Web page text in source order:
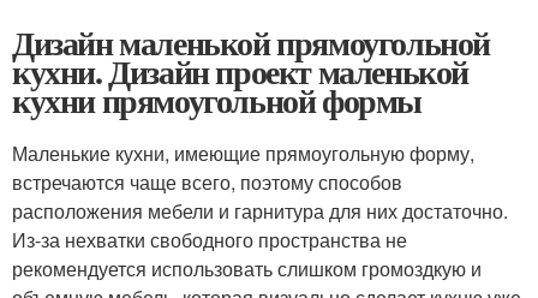
Дизайн маленькой прямоугольной
кухни. Дизайн проект маленькой
кухни прямоугольной формы
Маленькие кухни, имеющие прямоугольную форму,
встречаются чаще всего, поэтому способов
расположения мебели и гарнитура для них достаточно.
Из-за нехватки свободного пространства не
рекомендуется использовать слишком громоздкую и